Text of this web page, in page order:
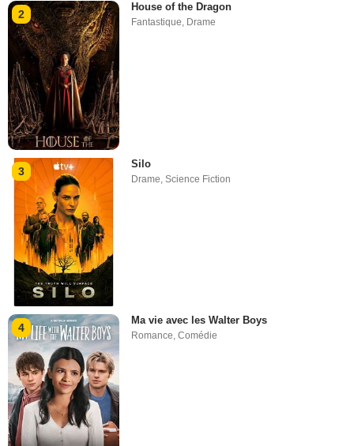
2
House of the Dragon
Fantastique, Drame
3
Silo
Drame ,Science Fiction
4
Ma vie avec les Walter Boys
Romance,Comédie